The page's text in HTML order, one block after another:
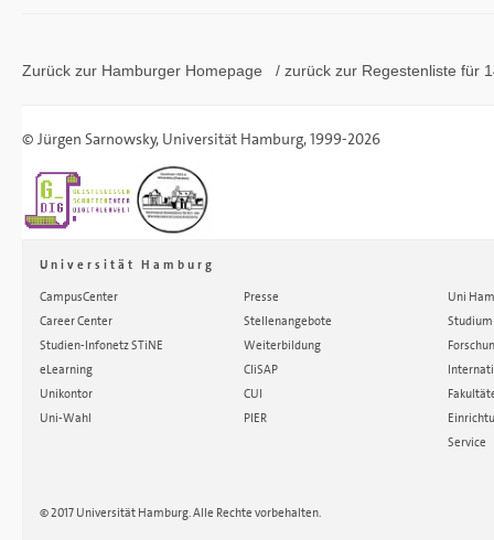
Zurück zur Hamburger Homepage / zurück zur Regestenliste für
© Jürgen Sarnowsky, Universität Hamburg, 1999-2026